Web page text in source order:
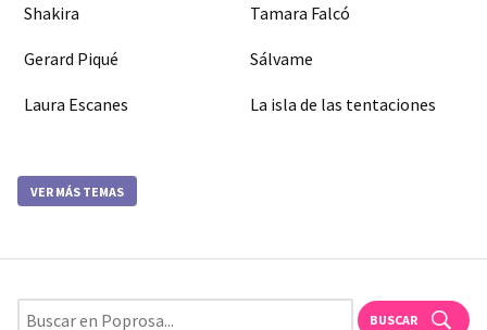
Shakira Tamara Falcó
Gerard Piqué Sálvame
Laura Escanes La isla de las tentaciones
VER MÁS TEMAS
BUSCAR